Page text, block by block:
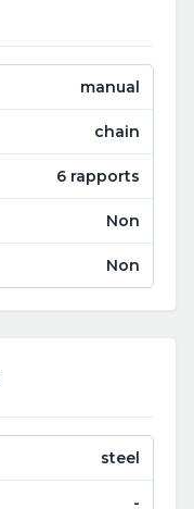
manual
chain
6 rapports
Non
Non
steel
-